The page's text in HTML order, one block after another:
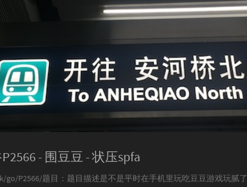
- 围豆豆 - 状压spfa
go/P2566/题目：题目描述是不是平时在手机里玩吃豆豆游戏玩腻